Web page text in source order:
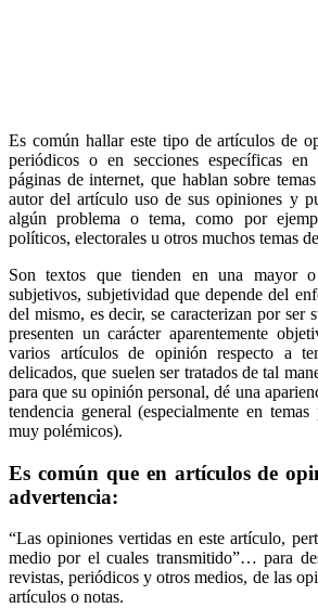
Es común hallar este tipo de artículos de
periódicos o en secciones específicas
páginas de internet, que hablan sobre
autor del artículo uso de sus opiniones y
algún problema o tema, como por
políticos, electorales u otros muchos temas
Son textos que tienden en una mayor
subjetivos, subjetividad que depende del
del mismo, es decir, se caracterizan por ser
presenten un carácter aparentemente
varios artículos de opinión respecto a
delicados, que suelen ser tratados de tal
para que su opinión personal, dé una
tendencia general (especialmente en
muy polémicos).
Es común que en artículos de
advertencia:
“Las opiniones vertidas en este artículo,
medio por el cuales transmitido”… para
revistas, periódicos y otros medios, de las
artículos o notas.